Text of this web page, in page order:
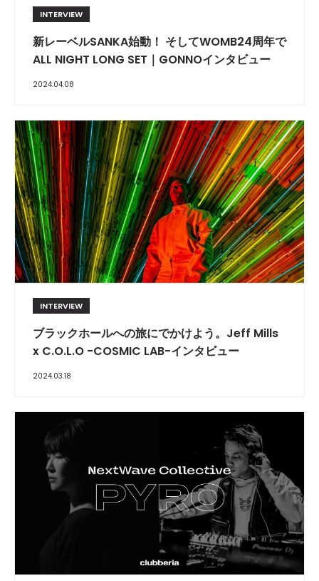
INTERVIEW
新レーベルSANKA始動！ そしてWOMB24周年で
ALL NIGHT LONG SET｜GONNOインタビュー
2024.04.08
INTERVIEW
ブラックホールへの旅にでかけよう。Jeff Mills
x C.O.L.O -COSMIC LAB-インタビュー
2024.03.18